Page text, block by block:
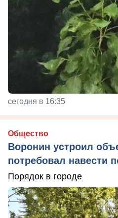
сегодня в 16:35
Общество
Воронин устроил
потребовал навести
Порядок в городе